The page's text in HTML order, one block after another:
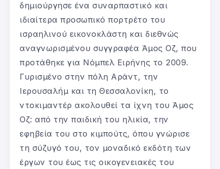
δημιούργησε ένα συναρπαστικό και
ιδιαίτερα προσωπικό πορτρέτο του
ισραηλινού εικονοκλάστη και διεθνώς
αναγνωρισμένου συγγραφέα Άμος Οζ, που
προτάθηκε για Νόμπελ Ειρήνης το 2009.
Γυρισμένο στην πόλη Αράντ, την
Ιερουσαλήμ και τη Θεσσαλονίκη, το
ντοκιμαντέρ ακολουθεί τα ίχνη του Άμος
Οζ: από την παιδική του ηλικία, την
εφηβεία του στο κιμπούτς, όπου γνώρισε
τη σύζυγό του, τον μοναδικό εκδότη των
έργων του έως τις οικογενειακές του